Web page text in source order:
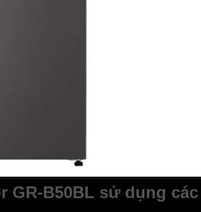
GR-B50BL sử dụng